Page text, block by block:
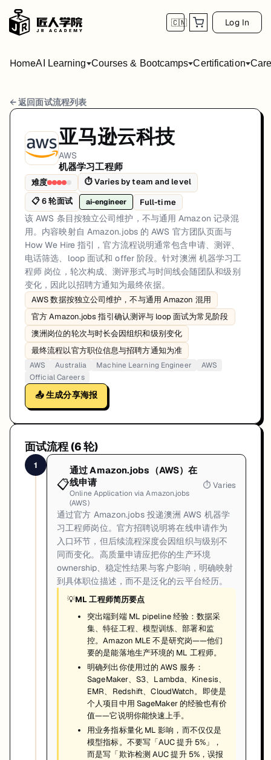
🇨🇳 Log In
HomeAI Learning Courses & Bootcamps Certification
AWS 机器学习工程师 面试流程
岗位方向: ai-engineer
该 AWS 条目按独立公司维护，不与通用 Amazon 记录混用。内容映
AWS的机器学习工程师面试共6轮，以下是每轮面试的详细流程和准备
第1轮 (Varies): 通过官方 Amazon.jobs 投递澳洲 AWS 机器学
面试亮点: AWS records are handled separately from generic
标签: AWS, Australia, Machine Learning Engineer, AWS, Official
← 返回面试流程列表
亚马逊云科技
AWS
机器学习工程师
难度 ⏱Varies by team and level
📋6轮面试 ai-engineer Full-time
该 AWS 条目按独立公司维护，不与通用 Amazon 记录混
用。内容映射自 Amazon.jobs 的 AWS 官方团队页面与
How We Hire 指引，官方流程说明通常包含申请、测评、
电话筛选、loop 面试和 offer 阶段。针对澳洲 机器学习工
程师 岗位，轮次构成、测评形式与时间线会随团队和级别
变化，因此以招聘方通知为最终依据。
AWS 数据按独立公司维护，不与通用 Amazon 混用
官方 Amazon.jobs 指引确认测评与 loop 面试为常见阶段
澳洲岗位的轮次与时长会因组织和级别变化
最终流程以官方职位信息与招聘方通知为准
AWS Australia Machine Learning Engineer
AWS
Official Careers
📤 生成分享海报
面试流程 (6轮)
1
📋
通过 Amazon.jobs（AWS）在
线申请
Online Application via Amazon.jobs
(AWS)
⏱Varies
通过官方 Amazon.jobs 投递澳洲 AWS 机器学
习工程师岗位。官方招聘说明将在线申请作为
入口环节，但后续流程深度会因组织与级别不
同而变化。高质量申请应把你的生产环境
ownership、稳定性结果与客户影响，明确映射
到具体职位描述，而不是泛化的云平台经历。
💡ML 工程师简历要点
突出端到端 ML pipeline 经验：数据采
集、特征工程、模型训练、部署和监
控。Amazon MLE 不是研究岗——他们
要的是能落地生产环境的 ML 工程师。
明确列出你使用过的 AWS 服务：
SageMaker、S3、Lambda、Kinesis、
EMR、Redshift、CloudWatch。即使是
个人项目中用 SageMaker 的经验也有价
值——它说明你能快速上手。
用业务指标量化 ML 影响，而不仅仅是
模型指标。不要写「AUC 提升 5%」，
而是写「欺诈检测 AUC 提升 5%，误报